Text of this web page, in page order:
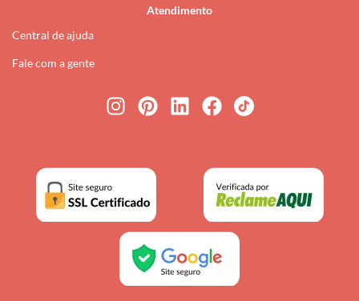
Atendimento
Central de ajuda
Fale com a gente